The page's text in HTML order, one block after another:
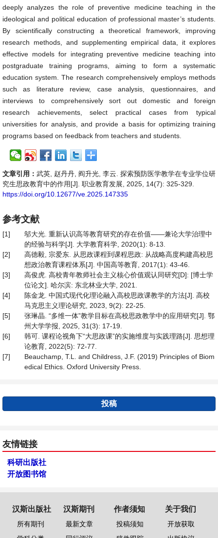
deeply analyzes the role of preventive medicine teaching in the
ideological and political education of professional master’s students.
By scientifically constructing a theoretical framework, improving
research methods, and supplementing empirical data, it explores
effective models for integrating preventive medicine teaching into
postgraduate training programs, aiming to form a systematic
education system. The research comprehensively employs methods
such as literature review, case analysis, questionnaires, and
interviews to comprehensively sort out domestic and foreign
research achievements, select practical cases from typical
universities for analysis, and provide a basis for optimizing training
programs based on feedback from teachers and students.
文章引用： 武英, 赵丹丹, 阎升光, 李云. 探索预防医学教学在专业学位研
究生思政教育中的作用[J]. 职业教育发展, 2025, 14(7): 325-329.
https://doi.org/10.12677/ve.2025.147335
参考文献
[1]
邬大光. 重新认识高等教育研究的存在价值——兼论大学治理中
的经验与科学[J]. 大学教育科学, 2020(1): 8-13.
[2]
高德毅, 宗爱东. 从思政课程到课程思政: 从战略高度构建高校思
想政治教育课程体系[J]. 中国高等教育, 2017(1): 43-46.
[3]
高俊虎. 高校青年教师社会主义核心价值观认同研究[D]: [博士学
位论文]. 哈尔滨: 东北林业大学, 2021.
[4]
陈金龙. 中国式现代化理论融入高校思政课教学的方法[J]. 高校
马克思主义理论研究, 2023, 9(2): 22-25.
[5]
张琳晶. “多维一体”教学目标在高校思政教学中的应用研究[J]. 鄂
州大学学报, 2025, 31(3): 17-19.
[6]
韩可. 课程论视角下“大思政课”的实施维度与实践理路[J]. 思想理
论教育, 2022(5): 72-77.
[7]
Beauchamp, T.L. and Childress, J.F. (2019) Principles of Biom
edical Ethics. Oxford University Press.
投稿
友情链接
科研出版社
开放图书馆
汉斯出版社
所有期刊
汉斯期刊
最新文章
作者须知
投稿须知
关于我们
开放获取